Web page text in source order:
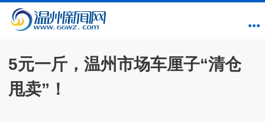
5元一斤，温州市场车厘子“清仓
甩卖”！